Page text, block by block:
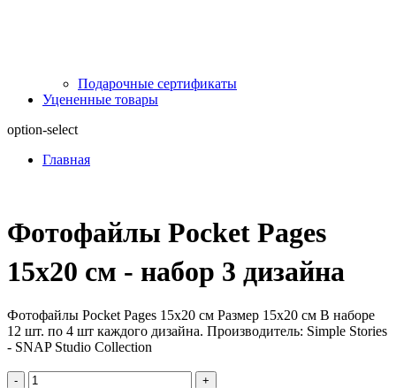
Подарочные сертификаты
Уцененные товары
option-select
Главная
Фотофайлы Pocket Pages
15x20 см - набор 3 дизайна
Фотофайлы Pocket Pages 15x20 см Размер 15х20 см В наборе
12 шт. по 4 шт каждого дизайна. Производитель: Simple Stories
- SNAP Studio Collection
-
+